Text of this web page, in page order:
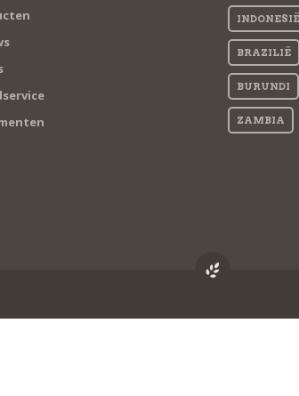
INDONESIË
BRAZILIË
BURUNDI
ZAMBIA